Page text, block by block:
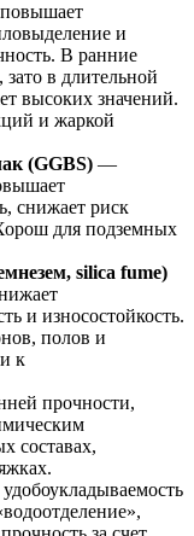
и
В ранние
зато в длительной
высоких значений.
и жаркой
(GGBS) —
снижает риск
для подземных
silica fume)
и износостойкость.
полов и
к
прочности,
составах,